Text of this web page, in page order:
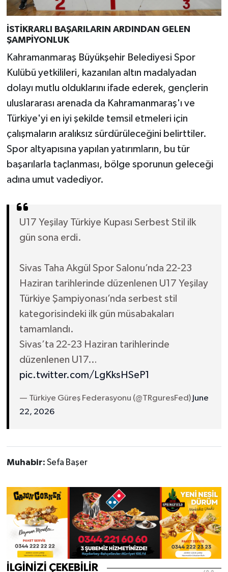
İSTİKRARLI BAŞARILARIN ARDINDAN GELEN
ŞAMPİYONLUK
Kahramanmaraş Büyükşehir Belediyesi Spor
Kulübü yetkilileri, kazanılan altın madalyadan
dolayı mutlu olduklarını ifade ederek, gençlerin
uluslararası arenada da Kahramanmaraş'ı ve
Türkiye'yi en iyi şekilde temsil etmeleri için
çalışmaların aralıksız sürdürüleceğini belirttiler.
Spor altyapısına yapılan yatırımların, bu tür
başarılarla taçlanması, bölge sporunun geleceği
adına umut vadediyor.
U17 Yeşilay Türkiye Kupası Serbest Stil ilk
gün sona erdi.
Sivas Taha Akgül Spor Salonu’nda 22-23
Haziran tarihlerinde düzenlenen U17 Yeşilay
Türkiye Şampiyonası’nda serbest stil
kategorisindeki ilk gün müsabakaları
tamamlandı.
Sivas’ta 22-23 Haziran tarihlerinde
düzenlenen U17…
pic.twitter.com/LgKksHSeP1
— Türkiye Güreş Federasyonu (@TRguresFed) June
22, 2026
Muhabir: Sefa Başer